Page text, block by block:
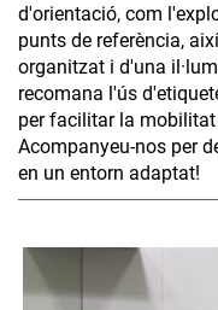
d'orientació, com
punts de referència,
organitzat i d'una
recomana l'ús
per facilitar la
Acompanyeu-nos per
en un entorn adaptat!